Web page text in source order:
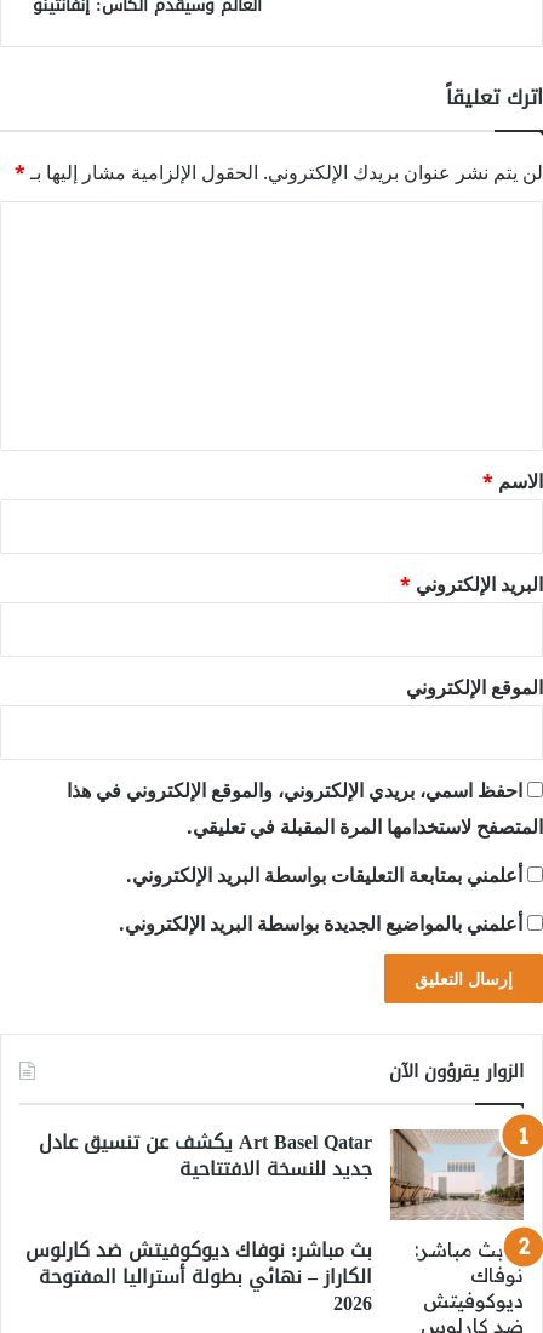
اترك تعليقاً
لن يتم نشر عنوان بريدك الإلكتروني. الحقول الإلزامية مشار إليها بـ*
*
الاسم *
البريد الإلكتروني *
الموقع الإلكتروني
احفظ اسمي، بريدي الإلكتروني، والموقع الإلكتروني في هذا
المتصفح لاستخدامها المرة المقبلة في تعليقي.
أعلمني بمتابعة التعليقات بواسطة البريد الإلكتروني.
أعلمني بالمواضيع الجديدة بواسطة البريد الإلكتروني.
الزوار يقرؤون الآن
Art Basel Qatar يكشف عن تنسيق عادل
جديد للنسخة الافتتاحية
بث مباشر: نوفاك ديوكوفيتش ضد كارلوس
الكاراز – نهائي بطولة أستراليا المفتوحة
2026